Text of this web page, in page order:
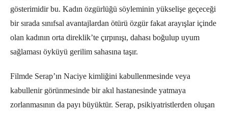
gösterimidir bu. Kadın özgürlüğü söyleminin yükselişe geçeceği
bir sırada sınıfsal avantajlardan ötürü özgür fakat arayışlar içinde
olan kadının orta direklik’te çırpınışı, dahası boğulup uyum
sağlaması öyküyü gerilim sahasına taşır.
Filmde Serap’ın Naciye kimliğini kabullenmesinde veya
kabullenir görünmesinde bir akıl hastanesinde yatmaya
zorlanmasının da payı büyüktür. Serap, psikiyatristlerden oluşan